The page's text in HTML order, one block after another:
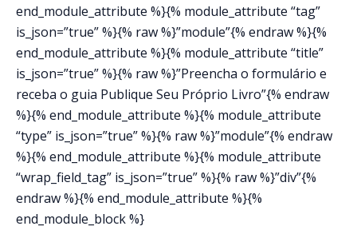
end_module_attribute %}{% module_attribute “tag”
is_json=”true” %}{% raw %}”module”{% endraw %}{%
end_module_attribute %}{% module_attribute “title”
is_json=”true” %}{% raw %}”Preencha o formulário e
receba o guia Publique Seu Próprio Livro”{% endraw
%}{% end_module_attribute %}{% module_attribute
“type” is_json=”true” %}{% raw %}”module”{% endraw
%}{% end_module_attribute %}{% module_attribute
“wrap_field_tag” is_json=”true” %}{% raw %}”div”{%
endraw %}{% end_module_attribute %}{%
end_module_block %}